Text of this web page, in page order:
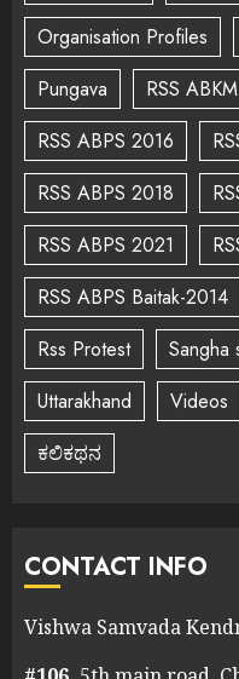
Organisation Profiles
Pungava
RSS
RSS ABPS 2016
RSS ABPS 2018
RSS ABPS 2021
RSS ABPS Baitak-2014
Rss Protest
Sangha
Uttarakhand
Videos
ಕಲಿಕಥನ
CONTACT INFO
Vishwa Samvada